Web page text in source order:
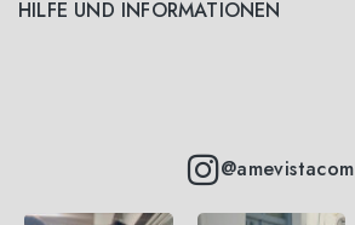
HILFE UND INFORMATIONEN
@amevistacom